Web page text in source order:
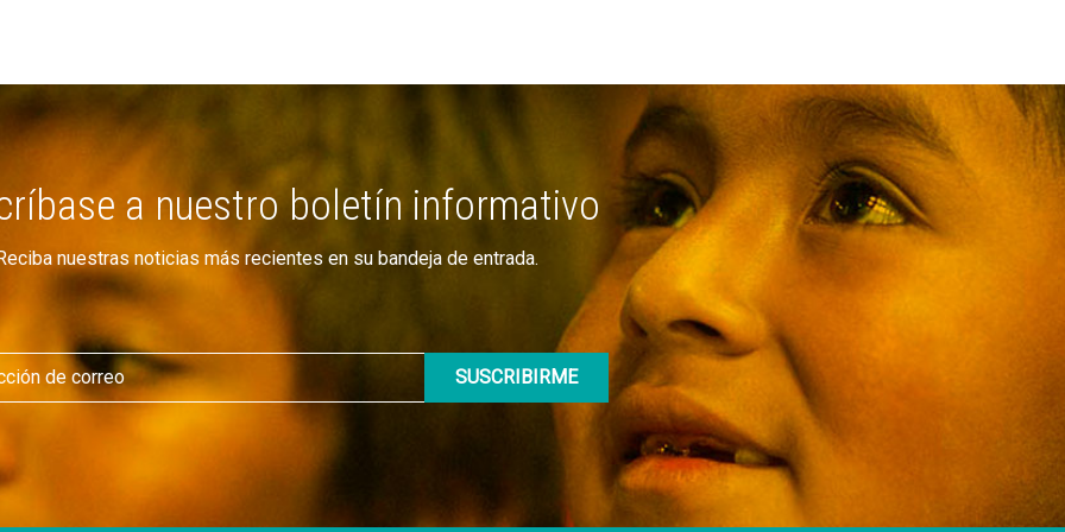
a nuestro boletín informativo
nuestras noticias más recientes en su bandeja de entrada.